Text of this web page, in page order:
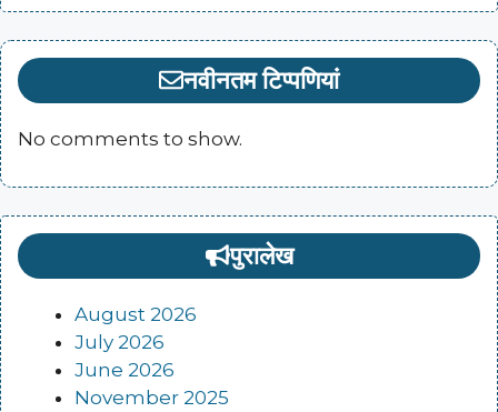
नवीनतम टिप्पणियां
No comments to show.
पुरालेख
August 2026
July 2026
June 2026
November 2025